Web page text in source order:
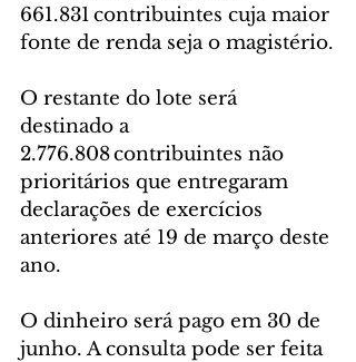
661.831 contribuintes cuja maior
fonte de renda seja o magistério.
O restante do lote será
destinado a
2.776.808 contribuintes não
prioritários que entregaram
declarações de exercícios
anteriores até 19 de março deste
ano.
O dinheiro será pago em 30 de
junho. A consulta pode ser feita